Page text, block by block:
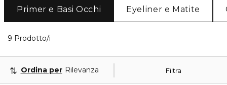
Primer e Basi Occhi Eyeliner e Matite
9 Prodotto/i
Filtra
Ordina per Rilevanza